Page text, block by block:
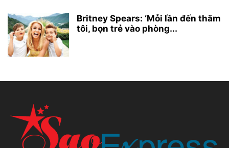
Britney Spears: ‘Mỗi lần đến thăm
tôi, bọn trẻ vào phòng...